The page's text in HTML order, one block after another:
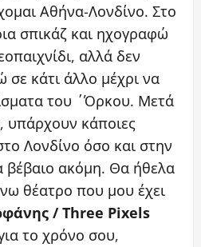
Αθήνα-Λονδίνο. Στο
σπικάζ και ηχογραφώ
αλλά δεν
κάτι άλλο μέχρι να
του ΄Όρκου. Μετά
κάποιες
Λονδίνο όσο και στην
βέβαιο ακόμη. Θα ήθελα
θέατρο που μου έχει
/ Three Pixels
το χρόνο σου,